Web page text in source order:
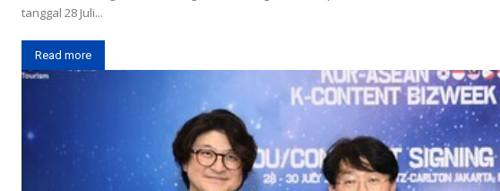
tanggal 28 Juli...
Read more